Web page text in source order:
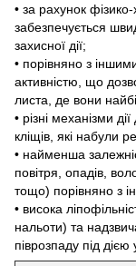
• за рахунок
забезпечується
захисної дії;
• порівняно з
активністю, що
листа, де вони
• різні механізми
кліщів, які набули
• найменша
повітря, опадів,
тощо) порівняно з
• висока
нальоти) та
піврозпаду під